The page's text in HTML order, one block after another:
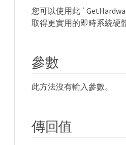
您可以使用此
取得更實用的即時系統硬
參數
此方法沒有輸入參數。
傳回值